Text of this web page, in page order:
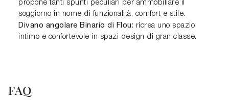
propone tanti spunti peculiari per ammobiliare il
soggiorno in nome di funzionalità, comfort e stile.
Divano angolare Binario di Flou : ricrea uno spazio
intimo e confortevole in spazi design di gran classe.
FAQ